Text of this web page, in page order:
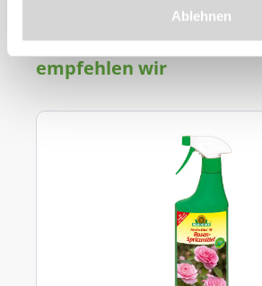
Ablehnen
Produkt
empfehlen wir